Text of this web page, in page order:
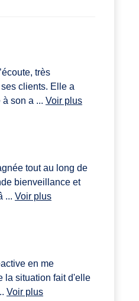
très
clients. Elle a
son a ... Voir plus
tout au long de
bienveillance et
... Voir plus
en me
la situation fait d'elle
Voir plus